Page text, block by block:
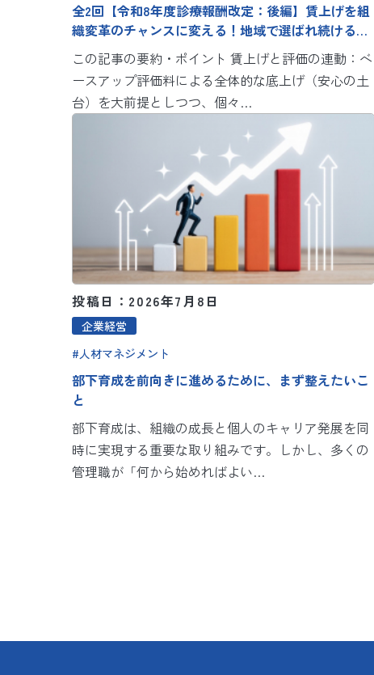
全2回【令和8年度診療報酬改定：後編】賃上げを組
織変革のチャンスに変える！地域で選ばれ続ける病
院経営のための人事戦略
この記事の要約・ポイント 賃上げと評価の連動：ベ
ースアップ評価料による全体的な底上げ（安心の土
台）を大前提としつつ、個々…
投稿日：2026年7月8日
企業経営
人材マネジメント
部下育成を前向きに進めるために、まず整えたいこ
と
部下育成は、組織の成長と個人のキャリア発展を同
時に実現する重要な取り組みです。しかし、多くの
管理職が「何から始めればよい…